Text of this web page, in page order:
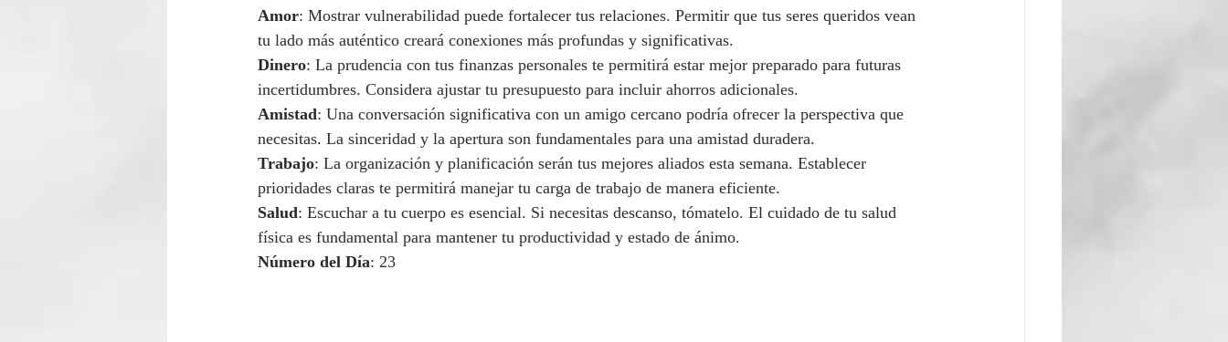
Amor: Mostrar vulnerabilidad puede fortalecer tus relaciones. Permitir que tus seres queridos vean
tu lado más auténtico creará conexiones más profundas y significativas.
Dinero: La prudencia con tus finanzas personales te permitirá estar mejor preparado para futuras
incertidumbres. Considera ajustar tu presupuesto para incluir ahorros adicionales.
Amistad: Una conversación significativa con un amigo cercano podría ofrecer la perspectiva que
necesitas. La sinceridad y la apertura son fundamentales para una amistad duradera.
Trabajo: La organización y planificación serán tus mejores aliados esta semana. Establecer
prioridades claras te permitirá manejar tu carga de trabajo de manera eficiente.
Salud: Escuchar a tu cuerpo es esencial. Si necesitas descanso, tómatelo. El cuidado de tu salud
física es fundamental para mantener tu productividad y estado de ánimo.
Número del Día: 23